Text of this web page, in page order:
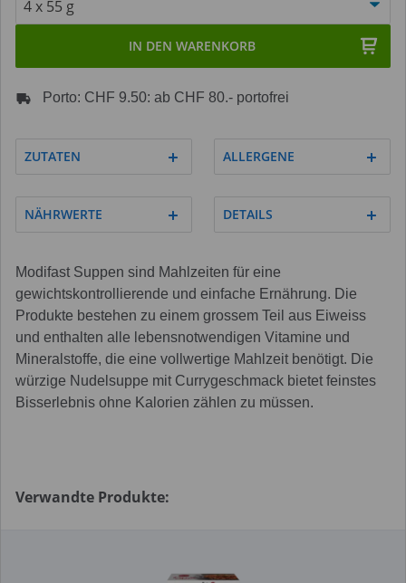
IN DEN WARENKORB
Porto: CHF 9.50: ab CHF 80.- portofrei
ZUTATEN ALLERGENE
NÄHRWERTE DETAILS
Modifast Suppen sind Mahlzeiten für eine
gewichtskontrollierende und einfache Ernährung. Die
Produkte bestehen zu einem grossem Teil aus Eiweiss
und enthalten alle lebensnotwendigen Vitamine und
Mineralstoffe, die eine vollwertige Mahlzeit benötigt. Die
würzige Nudelsuppe mit Currygeschmack bietet feinstes
Bisserlebnis ohne Kalorien zählen zu müssen.
Verwandte Produkte: